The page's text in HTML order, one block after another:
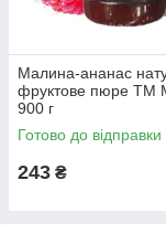
Малина-ананас
фруктове пюре ТМ
900 г
Готово до відправки
243 ₴